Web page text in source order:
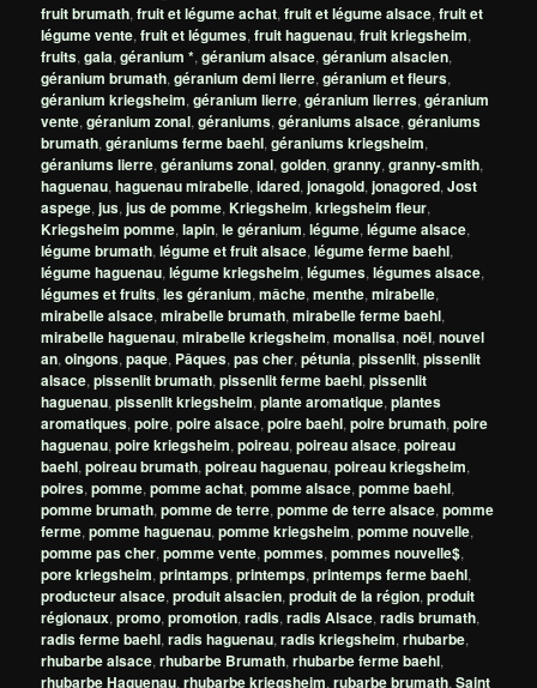
fruit brumath,fruit et légume achat,fruit et légume alsace,fruit et
légume vente,fruit et légumes,fruit haguenau,fruit kriegsheim,
fruits,gala,géranium *,géranium alsace,géranium alsacien,
géranium brumath,géranium demi lierre,géranium et fleurs,
géranium kriegsheim,géranium lierre,géranium lierres,géranium
vente,géranium zonal,géraniums,géraniums alsace,géraniums
brumath,géraniums ferme baehl,géraniums kriegsheim,
géraniums lierre,géraniums zonal,golden,granny,granny-smith,
haguenau,haguenau mirabelle,idared,jonagold,jonagored,Jost
aspege,jus,jus de pomme,Kriegsheim,kriegsheim fleur,
Kriegsheim pomme,lapin,le géranium,légume,légume alsace,
légume brumath,légume et fruit alsace,légume ferme baehl,
légume haguenau,légume kriegsheim,légumes,légumes alsace,
légumes et fruits,les géranium,mâche,menthe,mirabelle,
mirabelle alsace,mirabelle brumath,mirabelle ferme baehl,
mirabelle haguenau,mirabelle kriegsheim,monalisa,noël,nouvel
an,oingons,paque, Pâques,pas cher,pétunia,pissenlit,pissenlit
alsace,pissenlit brumath,pissenlit ferme baehl,pissenlit
haguenau,pissenlit kriegsheim,plante aromatique,plantes
aromatiques,poire,poire alsace,poire baehl,poire brumath,poire
haguenau,poire kriegsheim,poireau,poireau alsace,poireau
baehl,poireau brumath,poireau haguenau,poireau kriegsheim,
poires,pomme,pomme achat,pomme alsace,pomme baehl,
pomme brumath,pomme de terre,pomme de terre alsace,pomme
ferme,pomme haguenau,pomme kriegsheim,pomme nouvelle,
pomme pas cher,pomme vente,pommes,pommes nouvelle$,
pore kriegsheim,printamps,printemps,printemps ferme baehl,
producteur alsace,produit alsacien,produit de la région,produit
régionaux,promo,promotion,radis,radis Alsace,radis brumath,
radis ferme baehl,radis haguenau,radis kriegsheim,rhubarbe,
rhubarbe alsace,rhubarbe Brumath,rhubarbe ferme baehl,
rhubarbe Haguenau,rhubarbe kriegsheim,rubarbe brumath,Saint